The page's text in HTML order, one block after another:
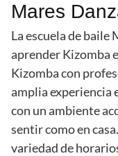
Mares
La escuela de baile
aprender Kizomba
Kizomba con
amplia experiencia
con un ambiente
sentir como en
variedad de